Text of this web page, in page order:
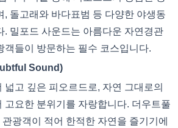
, 돌고래와 바다표범 등 다양한 야생동
. 밀포드 사운드는 아름다운 자연경관
객들이 방문하는 필수 코스입니다.
Sound)
넓고 깊은 피오르드로, 자연 그대로의
고요한 분위기를 자랑합니다. 더우트풀
광객이 적어 한적한 자연을 즐기기에